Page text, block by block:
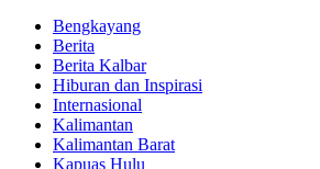
Bengkayang
Berita
Berita Kalbar
Hiburan dan Inspirasi
Internasional
Kalimantan
Kalimantan Barat
Kapuas Hulu